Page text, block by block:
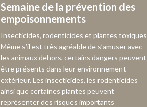
Semaine de la prévention des
empoisonnements
Insecticides, rodenticides et plantes toxiques
Même s’il est très agréable de s’amuser avec
les animaux dehors, certains dangers peuvent
être présents dans leur environnement
extérieur. Les insecticides, les rodenticides
ainsi que certaines plantes peuvent
représenter des risques importants